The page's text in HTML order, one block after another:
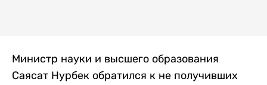
Министр науки и высшего образования
Саясат Нурбек обратился к не получивших